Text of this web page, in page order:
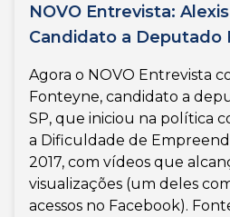
NOVO Entrevista:
Candidato a Deputado
Agora o NOVO Entrevista
Fonteyne, candidato a
SP, que iniciou na política
a Dificuldade de
2017, com vídeos que
visualizações (um deles
acessos no Facebook).